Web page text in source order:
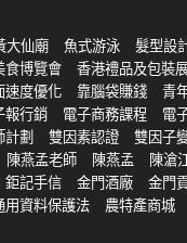
大仙廟 魚式游泳 髮型設
食博覽會 香港禮品及包裝
速度優化 靠腦袋賺錢 青
報行銷 電子商務課程 電
計劃 雙因素認證 雙因子
陳燕孟老師 陳燕孟 陳滄
鉅記手信 金門酒廠 金門
用資料保護法 農特產商城